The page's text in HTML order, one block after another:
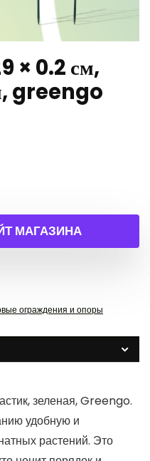
× 0.2 см,
greengo
МАГАЗИНА
ограждения и опоры
зеленая, Greengo.
удобную и
растений. Это